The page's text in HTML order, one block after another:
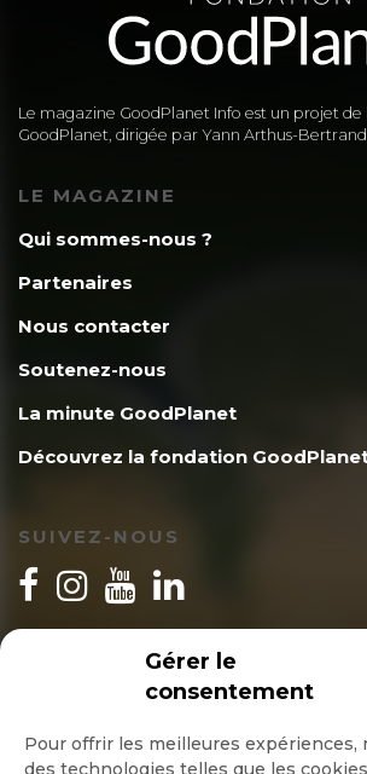
Gérer le
consentement
Pour offrir les meilleures expériences,
des technologies telles que les
Le magazine GoodPlanet Info est un projet
GoodPlanet, dirigée par Yann Arthus-Bertrand
LE MAGAZINE
Qui sommes-nous ?
Partenaires
Nous contacter
Soutenez-nous
La minute GoodPlanet
Découvrez la fondation
SUIVEZ-NOUS
INSCRIPTION NEWSLETTER